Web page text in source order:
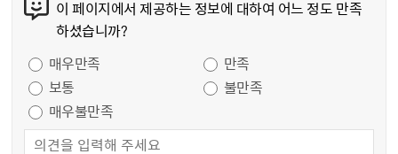
이 페이지에서 제공하는 정보에 대하여 어느 정도 만족
하셨습니까?
매우만족
만족
보통
불만족
매우불만족